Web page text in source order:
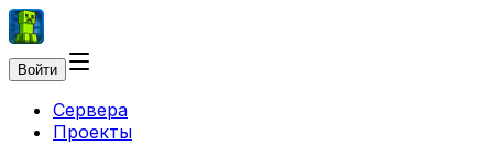
Войти
Сервера
Проекты